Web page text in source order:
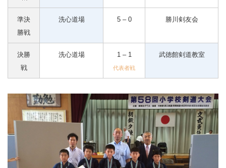
準決
勝戦
洗心道場 5 – 0 勝川剣友会
決勝
戦
洗心道場 1 – 1
代表者戦
武徳館剣道教室